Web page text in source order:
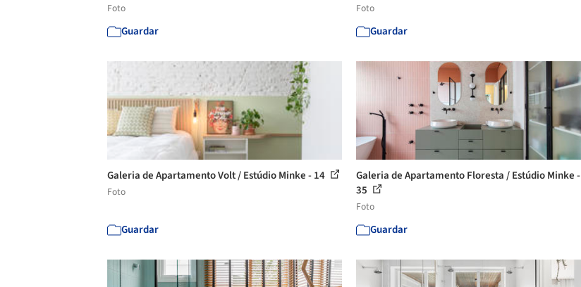
Foto
Guardar
Foto
Guardar
Galeria de Apartamento Volt / Estúdio Minke - 14
Foto
Guardar
Galeria de Apartamento Floresta / Estúdio Minke -
35
Foto
Guardar